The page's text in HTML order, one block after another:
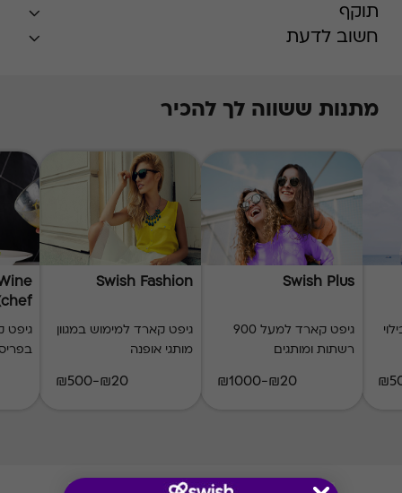
תוקף
חשוב לדעת
מתנות ששווה לך להכיר
Swish Plus
גיפט קארד למעל 900
רשתות ומותגים
₪20-₪1000
Swish Fashion
גיפט קארד למימוש במגוון
מותגי אופנה
₪20-₪500
גיפט